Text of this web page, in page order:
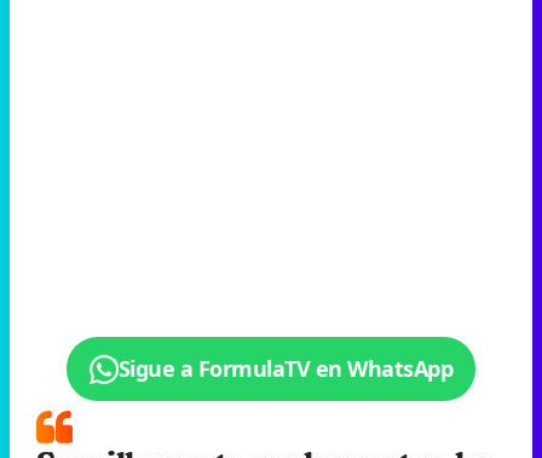
Sigue a FormulaTV en WhatsApp